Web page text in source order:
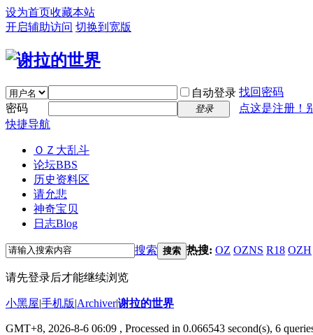
设为首页收藏本站
开启辅助访问 切换到宽版
自动登录 找回密码
密码
登录
点这是注册！
快捷导航
ＯＺ大乱斗
论坛BBS
历史资料区
请允悲
神奇宝贝
日志Blog
搜索 搜索 热搜: OZ OZNS R18 OZH
请先登录后才能继续浏览
小黑屋|手机版|Archiver|谢拉的世界
GMT+8, 2026-8-6 06:09 , Processed in 0.066543 second(s), 6